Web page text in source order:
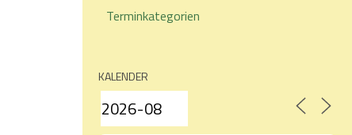
Terminkategorien
KALENDER